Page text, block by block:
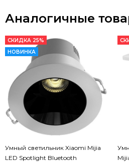
Аналогичные
СКИДКА 25%
НОВИНКА
Умный светильник Xiaomi Mijia
LED Spotlight Bluetooth